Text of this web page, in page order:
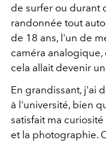
de surfer ou durant
randonnée tout
de 18 ans, l'un de
caméra
cela allait devenir
En grandissant, j'ai
à l'université, bien
satisfait ma
et la photographie.